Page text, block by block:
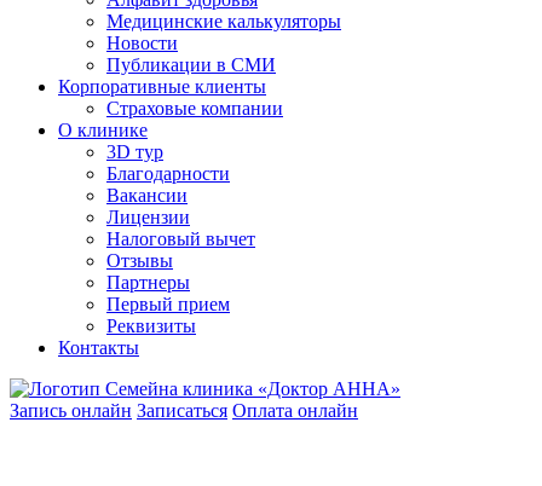
Медицинские калькуляторы
Новости
Публикации в СМИ
Корпоративные клиенты
Страховые компании
О клинике
3D тур
Благодарности
Вакансии
Лицензии
Налоговый вычет
Отзывы
Партнеры
Первый прием
Реквизиты
Контакты
Запись онлайн Записаться Оплата онлайн